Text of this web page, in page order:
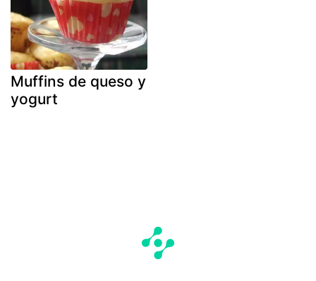
Muffins de queso y
yogurt